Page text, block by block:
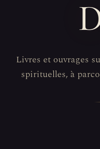
Livres et ouvrages
spirituelles, à